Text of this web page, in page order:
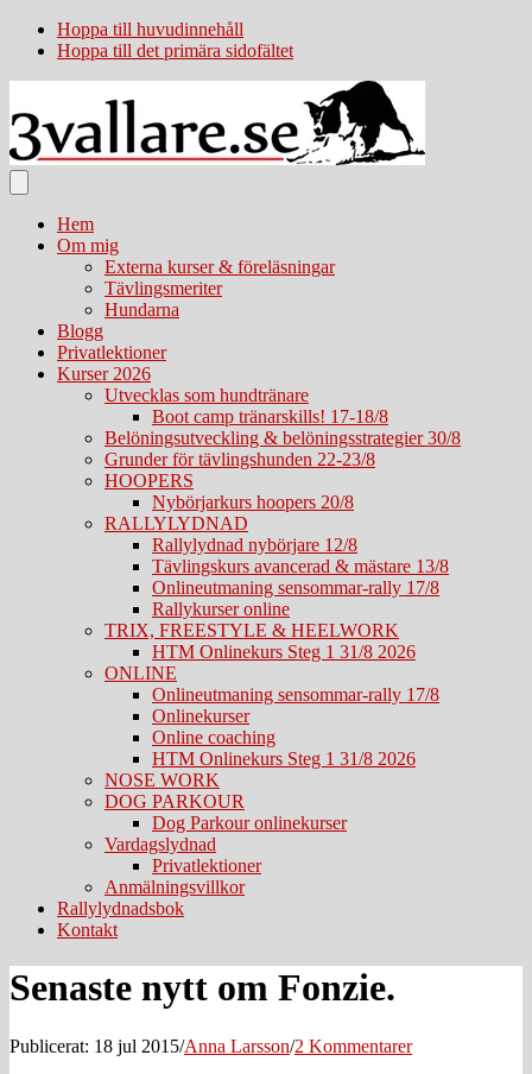
Hoppa till huvudinnehåll
Hoppa till det primära sidofältet
Hem
Om mig
Externa kurser & föreläsningar
Tävlingsmeriter
Hundarna
Blogg
Privatlektioner
Kurser 2026
Utvecklas som hundtränare
Boot camp tränarskills! 17-18/8
Belöningsutveckling & belöningsstrategier 30/8
Grunder för tävlingshunden 22-23/8
HOOPERS
Nybörjarkurs hoopers 20/8
RALLYLYDNAD
Rallylydnad nybörjare 12/8
Tävlingskurs avancerad & mästare 13/8
Onlineutmaning sensommar-rally 17/8
Rallykurser online
TRIX, FREESTYLE & HEELWORK
HTM Onlinekurs Steg 1 31/8 2026
ONLINE
Onlineutmaning sensommar-rally 17/8
Onlinekurser
Online coaching
HTM Onlinekurs Steg 1 31/8 2026
NOSE WORK
DOG PARKOUR
Dog Parkour onlinekurser
Vardagslydnad
Privatlektioner
Anmälningsvillkor
Rallylydnadsbok
Kontakt
Senaste nytt om Fonzie.
Publicerat: 18 jul 2015/Anna Larsson/2 Kommentarer